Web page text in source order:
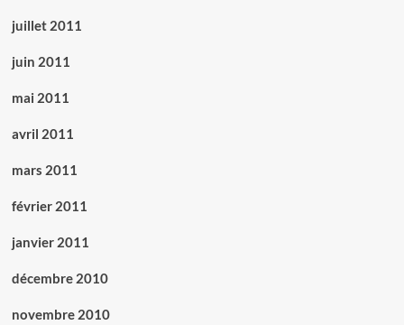
juillet 2011
juin 2011
mai 2011
avril 2011
mars 2011
février 2011
janvier 2011
décembre 2010
novembre 2010